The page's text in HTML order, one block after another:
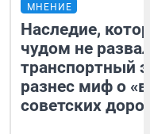
МНЕНИЕ
Наследие,
чудом не
транспортный
разнес миф о
советских